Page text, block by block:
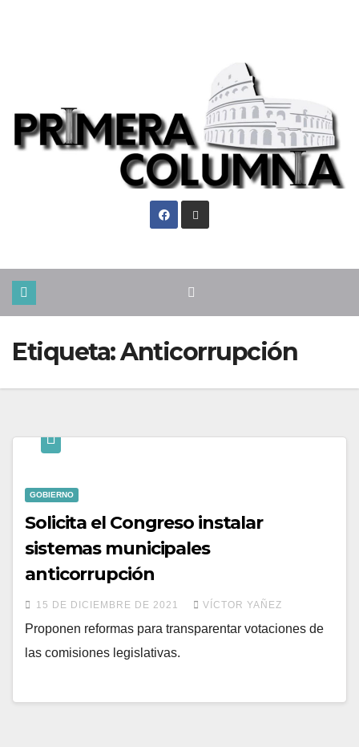
Etiqueta:Anticorrupción
GOBIERNO
Solicita el Congreso instalar
sistemas municipales
anticorrupción
15 DE DICIEMBRE DE 2021 VÍCTOR YAÑEZ
Proponen reformas para transparentar votaciones de
las comisiones legislativas.